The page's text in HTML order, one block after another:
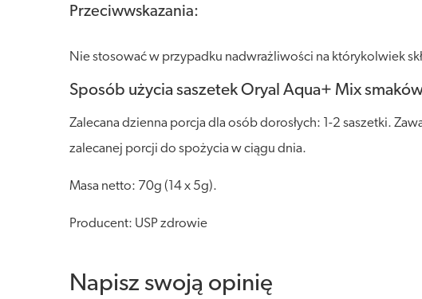
Przeciwwskazania:
Nie stosować w przypadku nadwrażliwości na którykolwiek
Sposób użycia saszetek Oryal Aqua+ Mix
Zalecana dzienna porcja dla osób dorosłych: 1-2 saszetki.
zalecanej porcji do spożycia w ciągu dnia.
Masa netto: 70g (14 x 5g).
Producent: USP zdrowie
Napisz swoją opinię